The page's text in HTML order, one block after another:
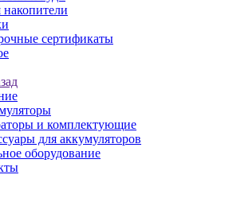
сертификаты
и комплектующие
для аккумуляторов
оборудование